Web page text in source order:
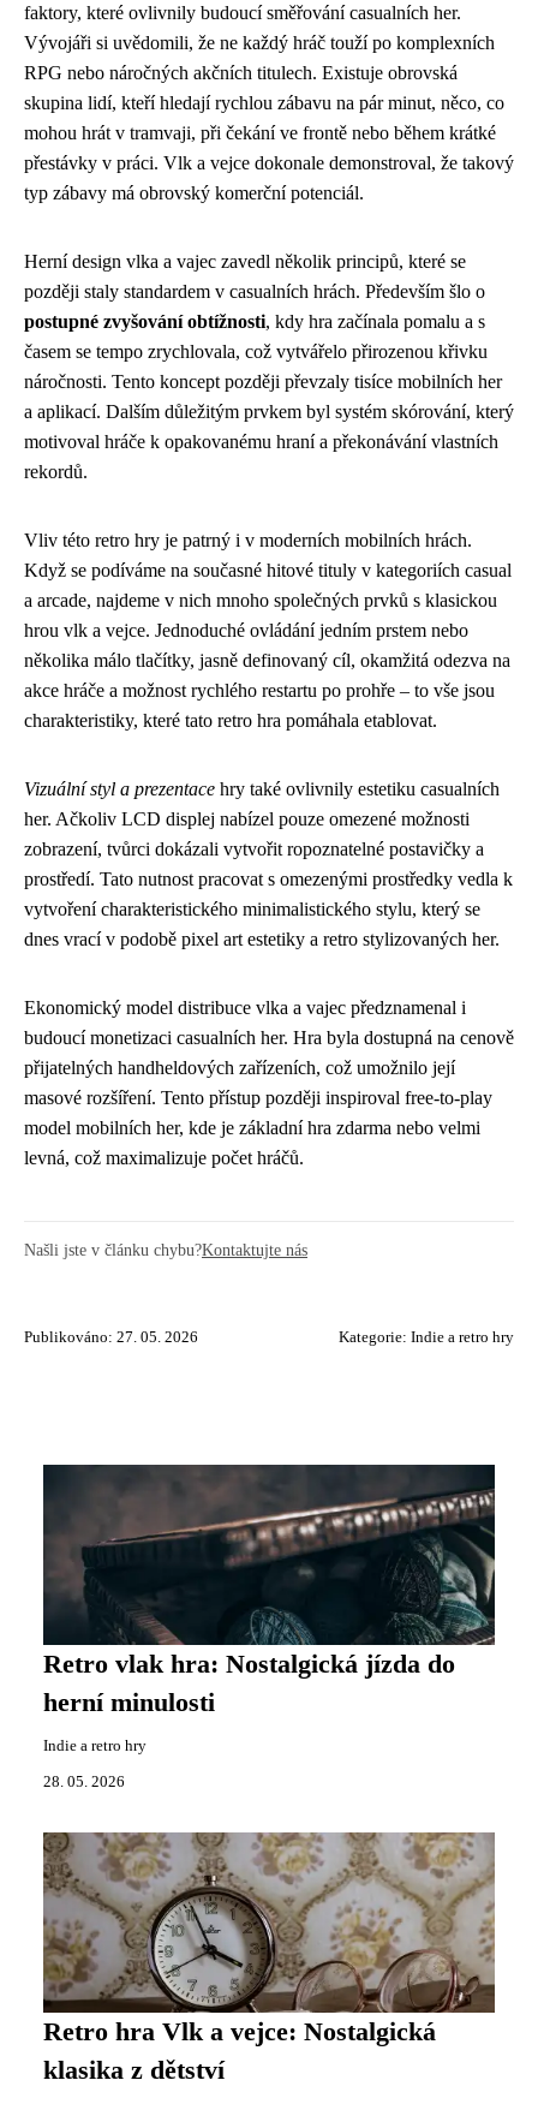
faktory, které ovlivnily budoucí směřování casualních her.
Vývojáři si uvědomili, že ne každý hráč touží po komplexních
RPG nebo náročných akčních titulech. Existuje obrovská
skupina lidí, kteří hledají rychlou zábavu na pár minut, něco, co
mohou hrát v tramvaji, při čekání ve frontě nebo během krátké
přestávky v práci. Vlk a vejce dokonale demonstroval, že takový
typ zábavy má obrovský komerční potenciál.
Herní design vlka a vajec zavedl několik principů, které se
později staly standardem v casualních hrách. Především šlo o
postupné zvyšování obtížnosti, kdy hra začínala pomalu a s
časem se tempo zrychlovala, což vytvářelo přirozenou křivku
náročnosti. Tento koncept později převzaly tisíce mobilních her
a aplikací. Dalším důležitým prvkem byl systém skórování, který
motivoval hráče k opakovanému hraní a překonávání vlastních
rekordů.
Vliv této retro hry je patrný i v moderních mobilních hrách.
Když se podíváme na současné hitové tituly v kategoriích casual
a arcade, najdeme v nich mnoho společných prvků s klasickou
hrou vlk a vejce. Jednoduché ovládání jedním prstem nebo
několika málo tlačítky, jasně definovaný cíl, okamžitá odezva na
akce hráče a možnost rychlého restartu po prohře – to vše jsou
charakteristiky, které tato retro hra pomáhala etablovat.
Vizuální styl a prezentace hry také ovlivnily estetiku casualních
her. Ačkoliv LCD displej nabízel pouze omezené možnosti
zobrazení, tvůrci dokázali vytvořit ropoznatelné postavičky a
prostředí. Tato nutnost pracovat s omezenými prostředky vedla k
vytvoření charakteristického minimalistického stylu, který se
dnes vrací v podobě pixel art estetiky a retro stylizovaných her.
Ekonomický model distribuce vlka a vajec předznamenal i
budoucí monetizaci casualních her. Hra byla dostupná na cenově
přijatelných handheldových zařízeních, což umožnilo její
masové rozšíření. Tento přístup později inspiroval free-to-play
model mobilních her, kde je základní hra zdarma nebo velmi
levná, což maximalizuje počet hráčů.
Našli jste v článku chybu?Kontaktujte nás
Publikováno: 27. 05. 2026 Kategorie: Indie a retro hry
Retro vlak hra: Nostalgická jízda do
herní minulosti
Indie a retro hry
28. 05. 2026
Retro hra Vlk a vejce: Nostalgická
klasika z dětství